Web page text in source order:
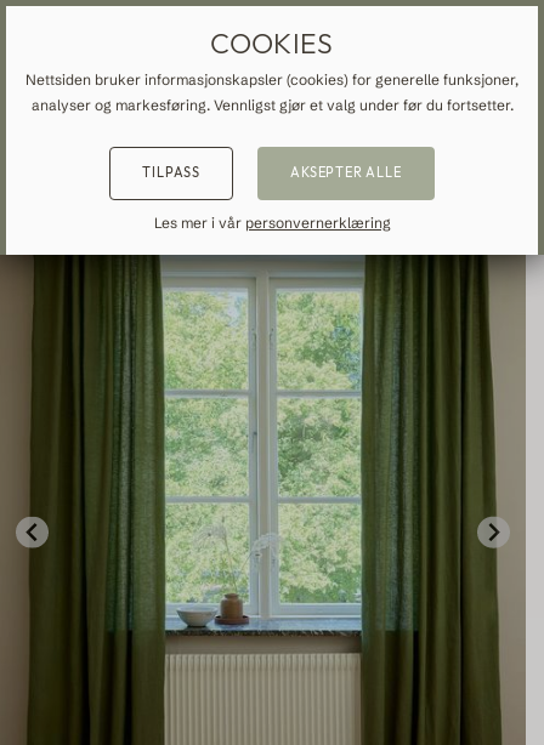
MADE-TO-MEASURE
ALLE GARDINER OG DRAPERINGER
Mørklæggelse
Hotellgardiner
Fabric samples
ABOUT VEOLIN
Our production
ALLE GARDINER OG DRAPERINGER
COOKIES
Nettsiden bruker informasjonskapsler (cookies) for generelle funksjoner,
analyser og markesføring. Vennligst gjør et valg under før du fortsetter.
TILPASS AKSEPTER ALLE
Les mer i vår personvernerklæring